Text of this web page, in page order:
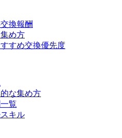
換報酬
め方
すめ交換優先度
な集め方
覧
キル